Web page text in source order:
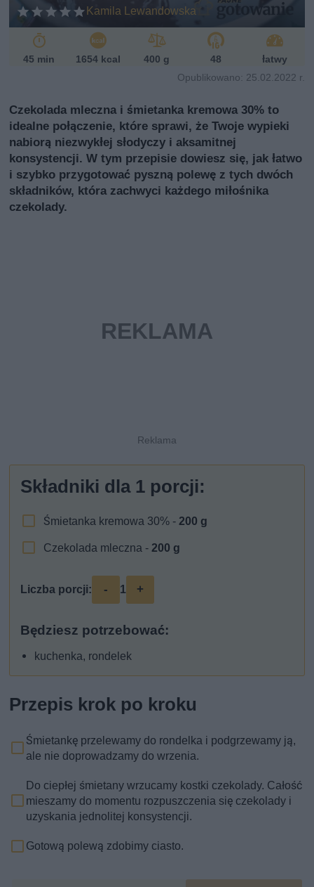
Kamila Lewandowska
ń
sk
45 min 1654 kcal 400 g 48
łatwy
Opublikowano: 25.02.2022 r.
Czekolada mleczna i śmietanka kremowa 30% to
idealne połączenie, które sprawi, że Twoje wypieki
nabiorą niezwykłej słodyczy i aksamitnej
konsystencji. W tym przepisie dowiesz się, jak łatwo
i szybko przygotować pyszną polewę z tych dwóch
składników, która zachwyci każdego miłośnika
czekolady.
Składniki dla 1 porcji:
Śmietanka kremowa 30% -200 g
Czekolada mleczna -200 g
Liczba porcji: - 1 +
Będziesz potrzebować:
kuchenka, rondelek
Przepis krok po kroku
Śmietankę przelewamy do rondelka i podgrzewamy ją,
ale nie doprowadzamy do wrzenia.
Do ciepłej śmietany wrzucamy kostki czekolady. Całość
mieszamy do momentu rozpuszczenia się czekolady i
uzyskania jednolitej konsystencji.
Gotową polewą zdobimy ciasto.